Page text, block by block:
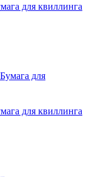
для квиллинга
для квиллинга